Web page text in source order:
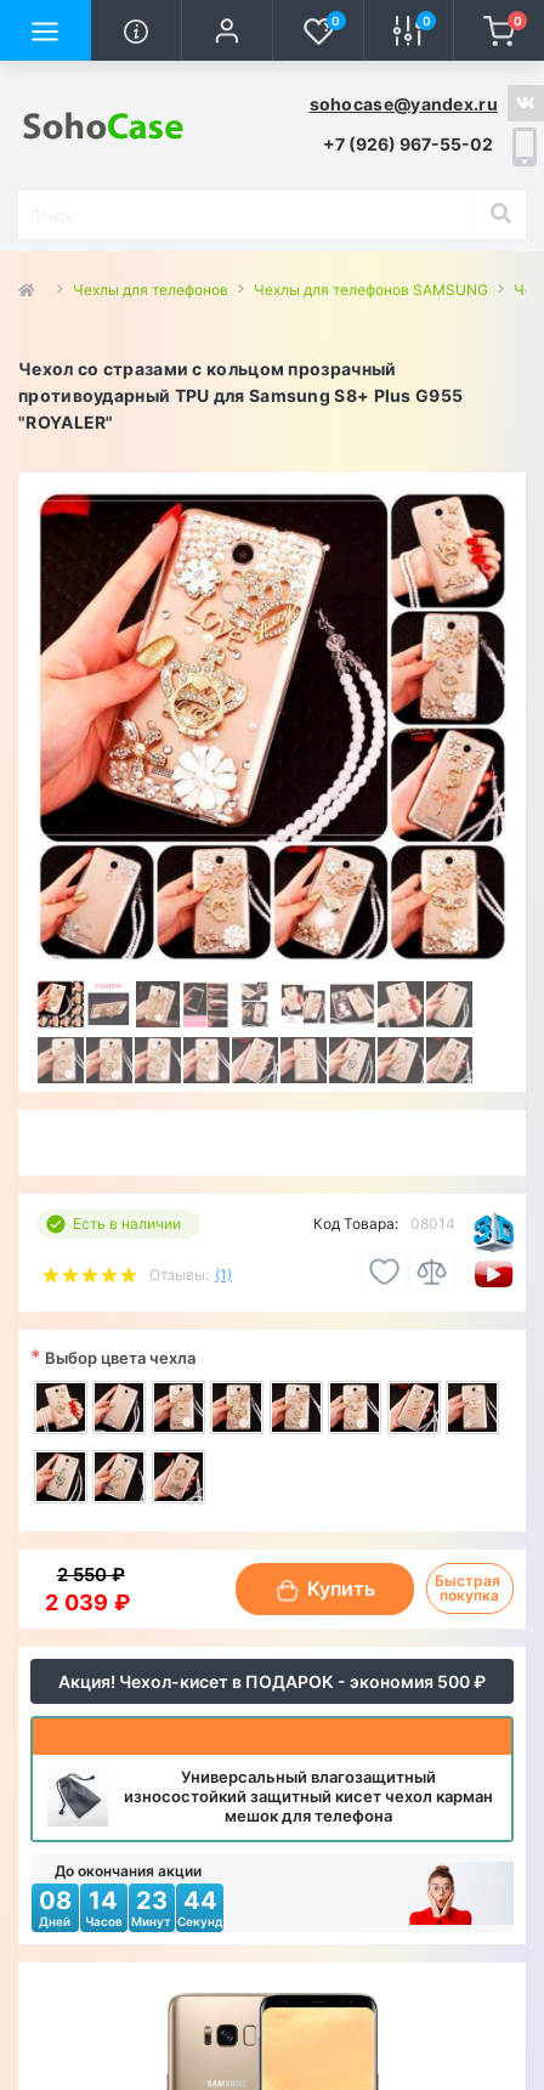
0 0 0
sohocase@yandex.ru
+7 (926) 967-55-02
Чехлы для телефонов Чехлы для телефонов SAMSUNG
Чехол со стразами с кольцом прозрачный
противоударный TPU для Samsung S8+ Plus G955
"ROYALER"
Есть в наличии
Отзывы: (1)
Код Товара: 08014
Акция! Чехол-кисет в ПОДАРОК - экономия 500 ₽
Универсальный влагозащитный
износостойкий защитный кисет чехол карман
мешок для телефона
До окончания акции
08
Дней
14
Часов
23
Минут
42
Секунд
* Выбор цвета чехла
2 039 ₽
2 550 ₽
Купить
Быстрая
покупка